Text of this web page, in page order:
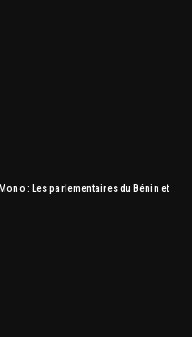
: Les parlementaires du Bénin et